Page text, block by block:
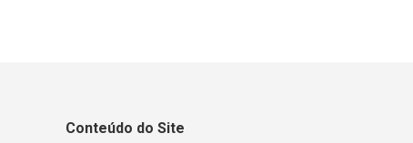
Conteúdo do Site